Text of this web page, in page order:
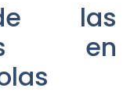
las
en